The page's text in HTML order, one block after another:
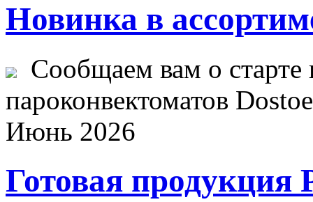
Новинка в
Сообщаем вам о старте
пароконвектоматов
Июнь 2026
Готовая продукция